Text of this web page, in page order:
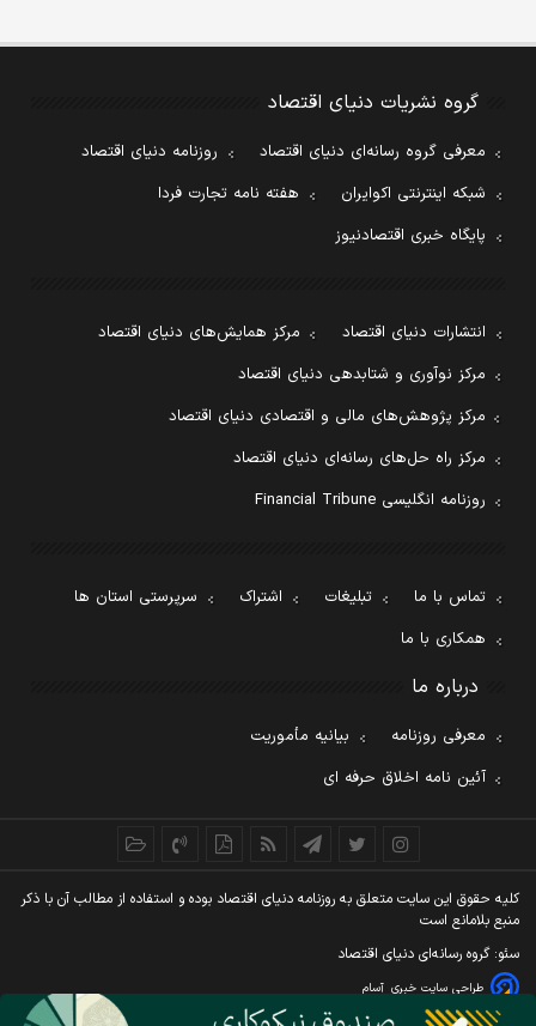
گروه نشریات دنیای اقتصاد
معرفی گروه رسانه‌ای دنیای اقتصاد
روزنامه دنیای اقتصاد
شبکه اینترنتی اکوایران
هفته نامه تجارت فردا
پایگاه خبری اقتصادنیوز
انتشارات دنیای اقتصاد
مرکز همایش‌های دنیای اقتصاد
مرکز نوآوری و شتابدهی دنیای اقتصاد
مرکز پژوهش‌های مالی و اقتصادی دنیای اقتصاد
مرکز راه حل‌های رسانه‌ای دنیای اقتصاد
روزنامه انگلیسی Financial Tribune
تماس با ما تبلیغات اشتراک
سرپرستی استان ها
همکاری با ما
درباره ما
معرفی روزنامه
بیانیه مأموریت
آئین نامه اخلاق حرفه ای
کليه حقوق اين سايت متعلق به روزنامه دنيای اقتصاد بوده و استفاده از مطالب آن با ذکر
منبع بلامانع است
سئو: گروه رسانه‌ای دنیای اقتصاد
طراحی سایت خبری آسام